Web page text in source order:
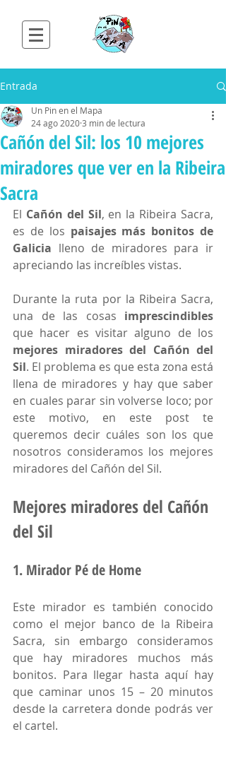
Entrada
Cañón del Sil: los 10 mejores
miradores que ver en la Ribeira
Sacra
Un Pin en el Mapa
24 ago 20203 min de lectura
El Cañón del Sil, en la Ribeira Sacra,
es de los paisajes más bonitos de
Galicia lleno de miradores para ir
apreciando las increíbles vistas.
Durante la ruta por la Ribeira Sacra,
una de las cosas imprescindibles
mejores miradores del Cañón del
Sil. El problema es que esta zona está
llena de miradores y hay que saber
en cuales parar sin volverse loco; por
este motivo, en este post te
queremos decir cuáles son los que
nosotros consideramos los mejores
miradores del Cañón del Sil.
Mejores miradores del Cañón
del Sil
1. Mirador Pé de Home
Este mirador es también conocido
como el mejor banco de la Ribeira
Sacra, sin embargo consideramos
que hay miradores muchos más
bonitos. Para llegar hasta aquí hay
que caminar unos 15 – 20 minutos
desde la carretera donde podrás ver
el cartel.